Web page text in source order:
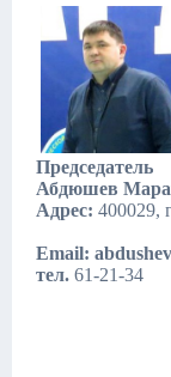
Председатель
Абдюшев
Адрес: 400029,
Email:
тел. 61-21-34